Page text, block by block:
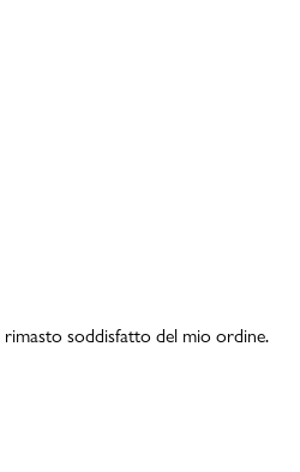
soddisfatto del mio ordine.